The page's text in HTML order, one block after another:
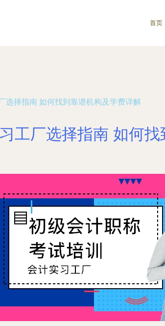
首页
选择指南 如何找到靠谱机构及学费详解
工厂选择指南 如何